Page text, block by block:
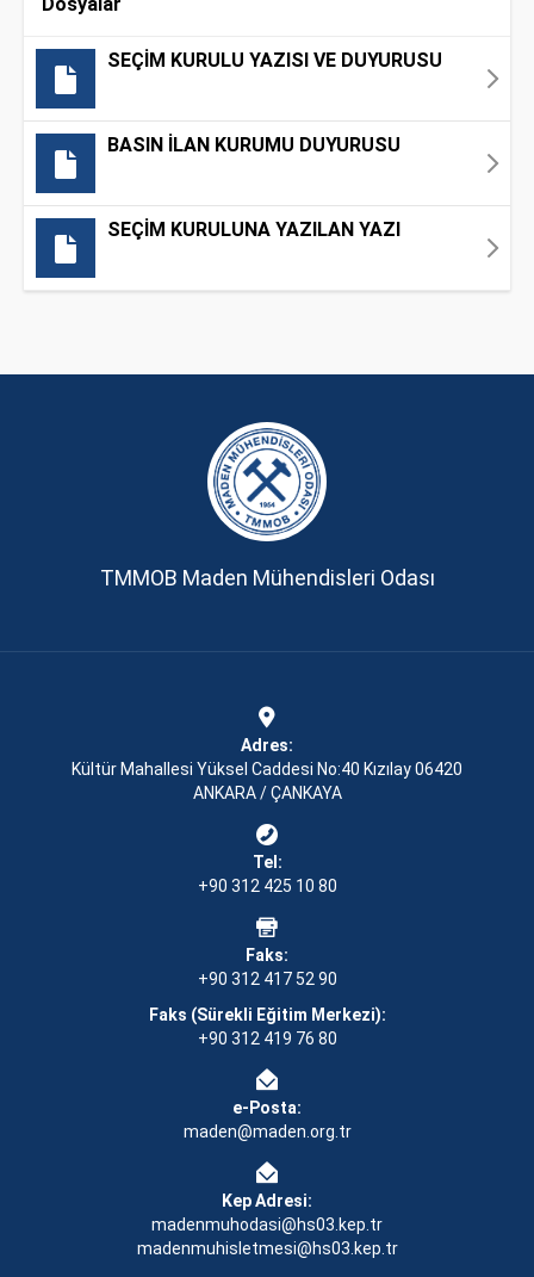
SEÇİM KURULU YAZISI VE DUYURUSU
BASIN İLAN KURUMU DUYURUSU
SEÇİM KURULUNA YAZILAN YAZI
TMMOB Maden Mühendisleri Odası
Adres:
Kültür Mahallesi Yüksel Caddesi No:40 Kızılay 06420
ANKARA / ÇANKAYA
Tel:
+90 312 425 10 80
Faks:
+90 312 417 52 90
Faks (Sürekli Eğitim Merkezi):
+90 312 419 76 80
e-Posta:
maden@maden.org.tr
Kep Adresi:
madenmuhodasi@hs03.kep.tr
madenmuhisletmesi@hs03.kep.tr